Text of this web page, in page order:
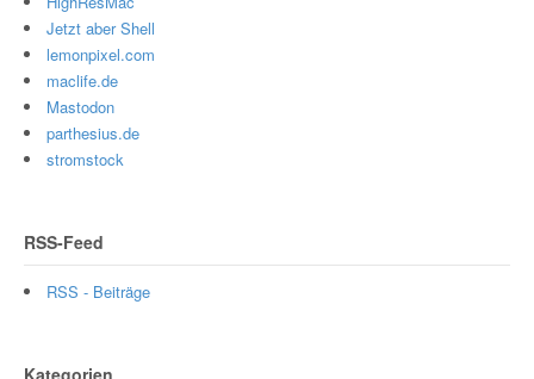
Jetzt aber Shell
lemonpixel.com
maclife.de
Mastodon
parthesius.de
stromstock
RSS-Feed
RSS - Beiträge